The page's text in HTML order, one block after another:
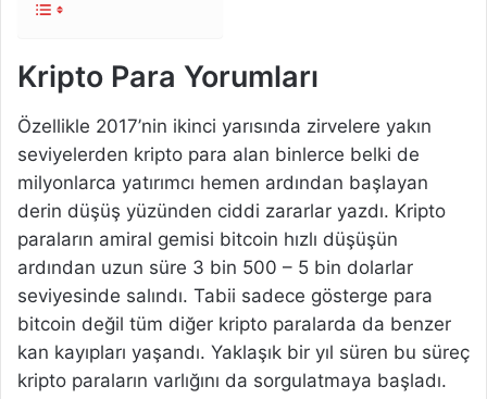
Kripto Para Yorumları
Özellikle 2017’nin ikinci yarısında zirvelere yakın
seviyelerden kripto para alan binlerce belki de
milyonlarca yatırımcı hemen ardından başlayan
derin düşüş yüzünden ciddi zararlar yazdı. Kripto
paraların amiral gemisi bitcoin hızlı düşüşün
ardından uzun süre 3 bin 500 – 5 bin dolarlar
seviyesinde salındı. Tabii sadece gösterge para
bitcoin değil tüm diğer kripto paralarda da benzer
kan kayıpları yaşandı. Yaklaşık bir yıl süren bu süreç
kripto paraların varlığını da sorgulatmaya başladı.